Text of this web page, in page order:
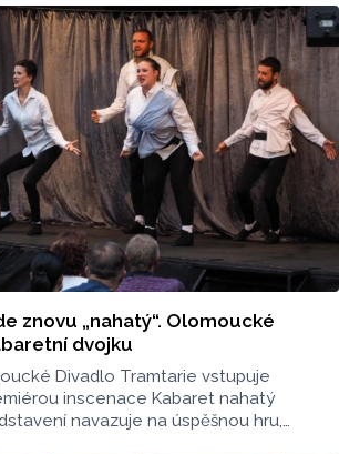
Velkého Gatsbyho či Na Větrné
znovu „nahatý“. Olomoucké
dvojku
Divadlo Tramtarie vstupuje
inscenace Kabaret nahatý
navazuje na úspěšnou hru,